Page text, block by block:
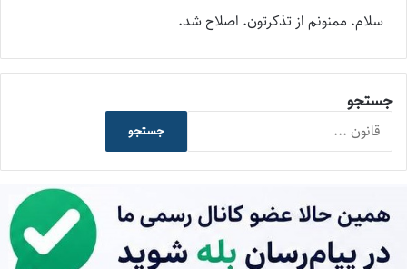
ت
سلام. ممنونم از تذکرتون. اصلاح شد.
جستجو
جستجو